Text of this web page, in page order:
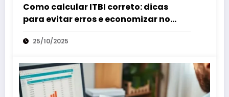
Como calcular ITBI correto: dicas
para evitar erros e economizar no
imposto
25/10/2025